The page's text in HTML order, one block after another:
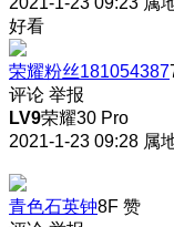
好看
荣耀粉丝181054387
评论 举报
LV9荣耀30 Pro
2021-1-23 09:28 属
青色石英钟8F 赞